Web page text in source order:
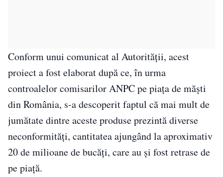
Conform unui comunicat al Autorităţii, acest
proiect a fost elaborat după ce, în urma
controalelor comisarilor ANPC pe piaţa de măşti
din România, s-a descoperit faptul că mai mult de
jumătate dintre aceste produse prezintă diverse
neconformităţi, cantitatea ajungând la aproximativ
20 de milioane de bucăţi, care au şi fost retrase de
pe piaţă.